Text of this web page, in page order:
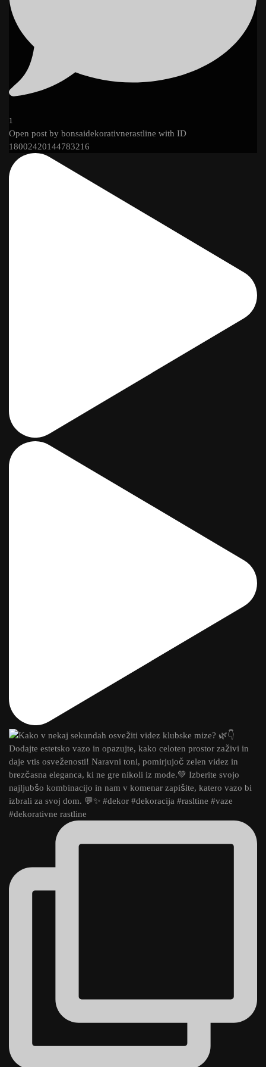
1
Open post by bonsaidekorativnerastline with ID
18002420144783216